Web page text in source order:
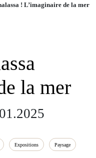
! L’imaginaire de la mer
la mer
Expositions Paysage